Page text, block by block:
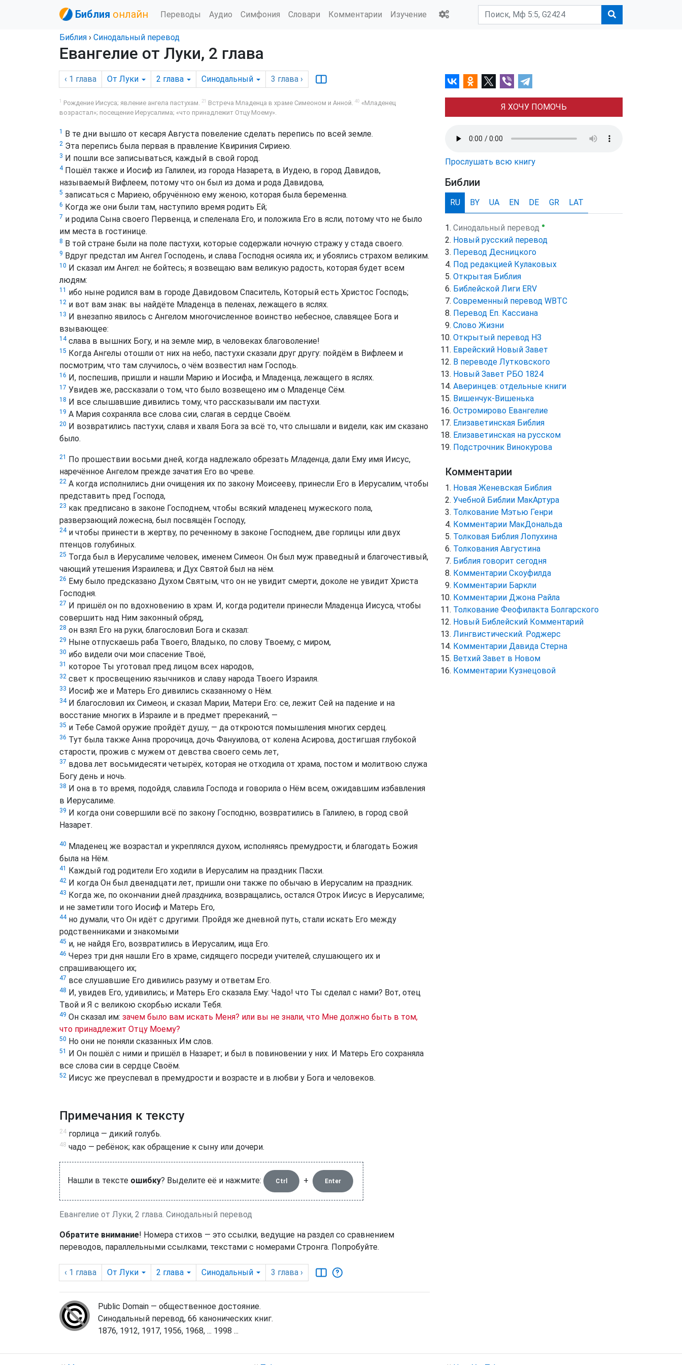
Библия онлайн Переводы Аудио Симфония Словари Комментарии Изучение
Библия › Синодальный перевод
Евангелие от Луки, 2 глава
‹ 1 глава От Луки 2 глава Синодальный 3 глава ›
1 Рождение Иисуса; явление ангела пастухам. 21 Встреча Младенца в храме Симеоном и Анной. 40 «Младенец
возрастал»; посещение Иерусалима; «что принадлежит Отцу Моему».
1 В те дни вышло от кесаря Августа повеление сделать перепись по всей земле.
2 Эта перепись была первая в правление Квириния Сириею.
3 И пошли все записываться, каждый в свой город.
4Пошёл также и Иосиф из Галилеи, из города Назарета, в Иудею, в город Давидов,
называемый Вифлеем, потому что он был из дома и рода Давидова,
5 записаться с Мариею, обручённою ему женою, которая была беременна.
6 Когда же они были там, наступило время родить Ей;
7 и родила Сына своего Первенца, и спеленала Его, и положила Его в ясли, потому что не было
им места в гостинице.
8 В той стране были на поле пастухи, которые содержали ночную стражу у стада своего.
9 Вдруг предстал им Ангел Господень, и слава Господня осияла их; и убоялись страхом великим.
10 И сказал им Ангел: не бойтесь; я возвещаю вам великую радость, которая будет всем
людям:
11 ибо ныне родился вам в городе Давидовом Спаситель, Который есть Христос Господь;
12 и вот вам знак: вы найдёте Младенца в пеленах, лежащего в яслях.
13 И внезапно явилось с Ангелом многочисленное воинство небесное, славящее Бога и
взывающее:
14слава в вышних Богу, и на земле мир, в человеках благоволение!
15 Когда Ангелы отошли от них на небо, пастухи сказали друг другу: пойдём в Вифлеем и
посмотрим, что там случилось, о чём возвестил нам Господь.
16 И, поспешив, пришли и нашли Марию и Иосифа, и Младенца, лежащего в яслях.
17 Увидев же, рассказали о том, что было возвещено им о Младенце Сём.
18 И все слышавшие дивились тому, что рассказывали им пастухи.
19 А Мария сохраняла все слова сии, слагая в сердце Своём.
20 И возвратились пастухи, славя и хваля Бога за всё то, что слышали и видели, как им сказано
было.
21 По прошествии восьми дней, когда надлежало обрезать Младенца, дали Ему имя Иисус,
наречённое Ангелом прежде зачатия Его во чреве.
22 А когда исполнились дни очищения их по закону Моисееву, принесли Его в Иерусалим, чтобы
представить пред Господа,
23 как предписано в законе Господнем, чтобы всякий младенец мужеского пола,
разверзающий ложесна, был посвящён Господу,
24и чтобы принести в жертву, по реченному в законе Господнем, две горлицы или двух
птенцов голубиных.
25 Тогда был в Иерусалиме человек, именем Симеон. Он был муж праведный и благочестивый,
чающий утешения Израилева; и Дух Святой был на нём.
26 Ему было предсказано Духом Святым, что он не увидит смерти, доколе не увидит Христа
Господня.
27 И пришёл он по вдохновению в храм. И, когда родители принесли Младенца Иисуса, чтобы
совершить над Ним законный обряд,
28 он взял Его на руки, благословил Бога и сказал:
29 Ныне отпускаешь раба Твоего, Владыко, по слову Твоему, с миром,
30 ибо видели очи мои спасение Твоё,
31 которое Ты уготовал пред лицом всех народов,
32 свет к просвещению язычников и славу народа Твоего Израиля.
33 Иосиф же и Матерь Его дивились сказанному о Нём.
34И благословил их Симеон, и сказал Марии, Матери Его: се, лежит Сей на падение и на
восстание многих в Израиле и в предмет пререканий, —
35 и Тебе Самой оружие пройдёт душу, — да откроются помышления многих сердец.
36 Тут была также Анна пророчица, дочь Фануилова, от колена Асирова, достигшая глубокой
старости, прожив с мужем от девства своего семь лет,
37 вдова лет восьмидесяти четырёх, которая не отходила от храма, постом и молитвою служа
Богу день и ночь.
38 И она в то время, подойдя, славила Господа и говорила о Нём всем, ожидавшим избавления
в Иерусалиме.
39 И когда они совершили всё по закону Господню, возвратились в Галилею, в город свой
Назарет.
40 Младенец же возрастал и укреплялся духом, исполняясь премудрости, и благодать Божия
была на Нём.
41 Каждый год родители Его ходили в Иерусалим на праздник Пасхи.
42 И когда Он был двенадцати лет, пришли они также по обычаю в Иерусалим на праздник.
43 Когда же, по окончании дней праздника, возвращались, остался Отрок Иисус в Иерусалиме;
и не заметили того Иосиф и Матерь Его,
44но думали, что Он идёт с другими. Пройдя же дневной путь, стали искать Его между
родственниками и знакомыми
45 и, не найдя Его, возвратились в Иерусалим, ища Его.
46 Через три дня нашли Его в храме, сидящего посреди учителей, слушающего их и
спрашивающего их;
47 все слушавшие Его дивились разуму и ответам Его.
48 И, увидев Его, удивились; и Матерь Его сказала Ему: Чадо! что Ты сделал с нами? Вот, отец
Твой и Я с великою скорбью искали Тебя.
49 Он сказал им: зачем было вам искать Меня? или вы не знали, что Мне должно быть в том,
что принадлежит Отцу Моему?
50 Но они не поняли сказанных Им слов.
51 И Он пошёл с ними и пришёл в Назарет; и был в повиновении у них. И Матерь Его сохраняла
все слова сии в сердце Своём.
52 Иисус же преуспевал в премудрости и возрасте и в любви у Бога и человеков.
Примечания к тексту
24 горлица — дикий голубь.
48 чадо — ребёнок; как обращение к сыну или дочери.
Нашли в тексте ошибку? Выделите её и нажмите: Ctrl + Enter
Евангелие от Луки, 2 глава. Синодальный перевод
Обратите внимание! Номера стихов — это ссылки, ведущие на раздел со сравнением
переводов, параллельными ссылками, текстами с номерами Стронга. Попробуйте.
‹ 1 глава От Луки 2 глава Синодальный 3 глава ›
Public Domain — общественное достояние.
Синодальный перевод, 66 канонических книг.
1876, 1912, 1917, 1956, 1968, ... 1998 ...
Я ХОЧУ ПОМОЧЬ
Прослушать всю книгу
Библии
RU BY UA EN DE GR LAT
Синодальный перевод ●
Новый русский перевод
Перевод Десницкого
Под редакцией Кулаковых
Открытая Библия
Библейской Лиги ERV
Cовременный перевод WBTC
Перевод Еп. Кассиана
Слово Жизни
Открытый перевод НЗ
Еврейский Новый Завет
В переводе Лутковского
Новый Завет РБО 1824
Аверинцев: отдельные книги
Вишенчук-Вишенька
Остромирово Евангелие
Елизаветинская Библия
Елизаветинская на русском
Подстрочник Винокурова
Комментарии
Новая Женевская Библия
Учебной Библии МакАртура
Толкование Мэтью Генри
Комментарии МакДональда
Толковая Библия Лопухина
Толкования Августина
Библия говорит сегодня
Комментарии Скоуфилда
Комментарии Баркли
Комментарии Джона Райла
Толкование Феофилакта Болгарского
Новый Библейский Комментарий
Лингвистический. Роджерс
Комментарии Давида Стерна
Ветхий Завет в Новом
Комментарии Кузнецовой